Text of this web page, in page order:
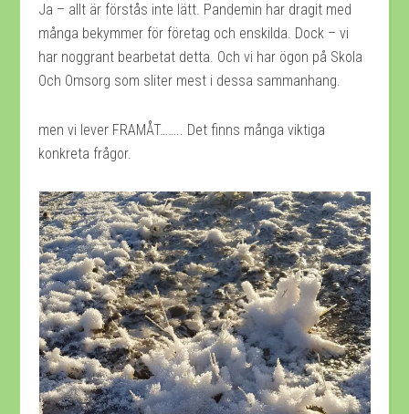
Ja – allt är förstås inte lätt. Pandemin har dragit med
många bekymmer för företag och enskilda. Dock – vi
har noggrant bearbetat detta. Och vi har ögon på Skola
Och Omsorg som sliter mest i dessa sammanhang.
men vi lever FRAMÅT…….. Det finns många viktiga
konkreta frågor.